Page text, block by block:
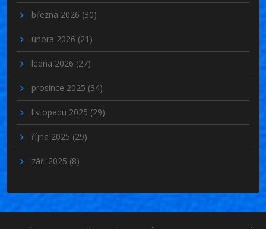
března 2026 (30)
února 2026 (21)
ledna 2026 (27)
prosince 2025 (34)
listopadu 2025 (29)
října 2025 (29)
září 2025 (8)